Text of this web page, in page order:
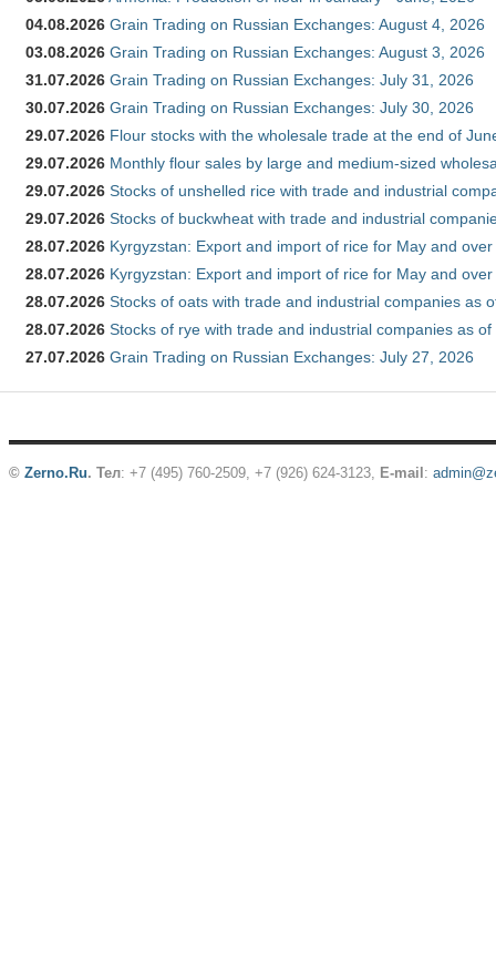
04.08.2026 Grain Trading on Russian Exchanges: August 4, 2026
03.08.2026 Grain Trading on Russian Exchanges: August 3, 2026
31.07.2026 Grain Trading on Russian Exchanges: July 31, 2026
30.07.2026 Grain Trading on Russian Exchanges: July 30, 2026
29.07.2026 Flour stocks with the wholesale trade at the end of
29.07.2026 Monthly flour sales by large and medium-sized
29.07.2026 Stocks of unshelled rice with trade and industrial
29.07.2026 Stocks of buckwheat with trade and industrial
28.07.2026 Kyrgyzstan: Export and import of rice for May and
28.07.2026 Kyrgyzstan: Export and import of rice for May and
28.07.2026 Stocks of oats with trade and industrial companies as
28.07.2026 Stocks of rye with trade and industrial companies as
27.07.2026 Grain Trading on Russian Exchanges: July 27, 2026
© Zerno.Ru. Тел: +7 (495) 760-2509, +7 (926) 624-3123, E-mail :